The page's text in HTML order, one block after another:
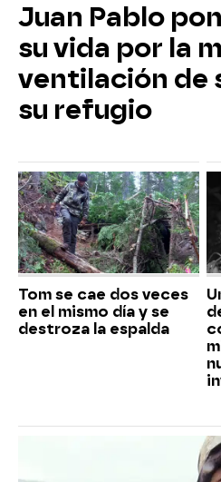
Juan Pablo
su vida por la
ventilación de
su refugio
Tom se cae dos veces
en el mismo día y se
destroza la espalda